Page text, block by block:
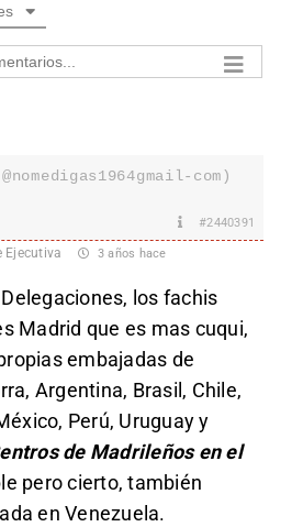
com)
#2440391
Ejecutiva 3 años hace
los fachis
Madrid que es mas cuqui,
embajadas de
Argentina, Brasil, Chile,
Perú, Uruguay y
de Madrileños en el
pero cierto, también
en Venezuela.